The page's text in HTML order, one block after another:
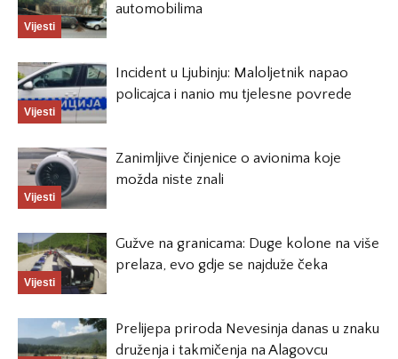
Vijesti
automobilima
Vijesti
Incident u Ljubinju: Maloljetnik napao
policajca i nanio mu tjelesne povrede
Vijesti
Zanimljive činjenice o avionima koje
možda niste znali
Vijesti
Gužve na granicama: Duge kolone na više
prelaza, evo gdje se najduže čeka
Prelijepa priroda Nevesinja danas u znaku
druženja i takmičenja na Alagovcu